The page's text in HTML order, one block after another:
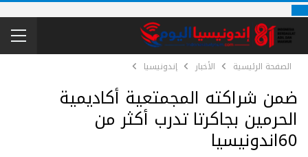
الصفحة الرئيسية الأخبار إندونيسيا
ضمن شراكته المجمتعية أكاديمية
الحرمين بجاكرتا تدرب أكثر من
60اندونيسيا